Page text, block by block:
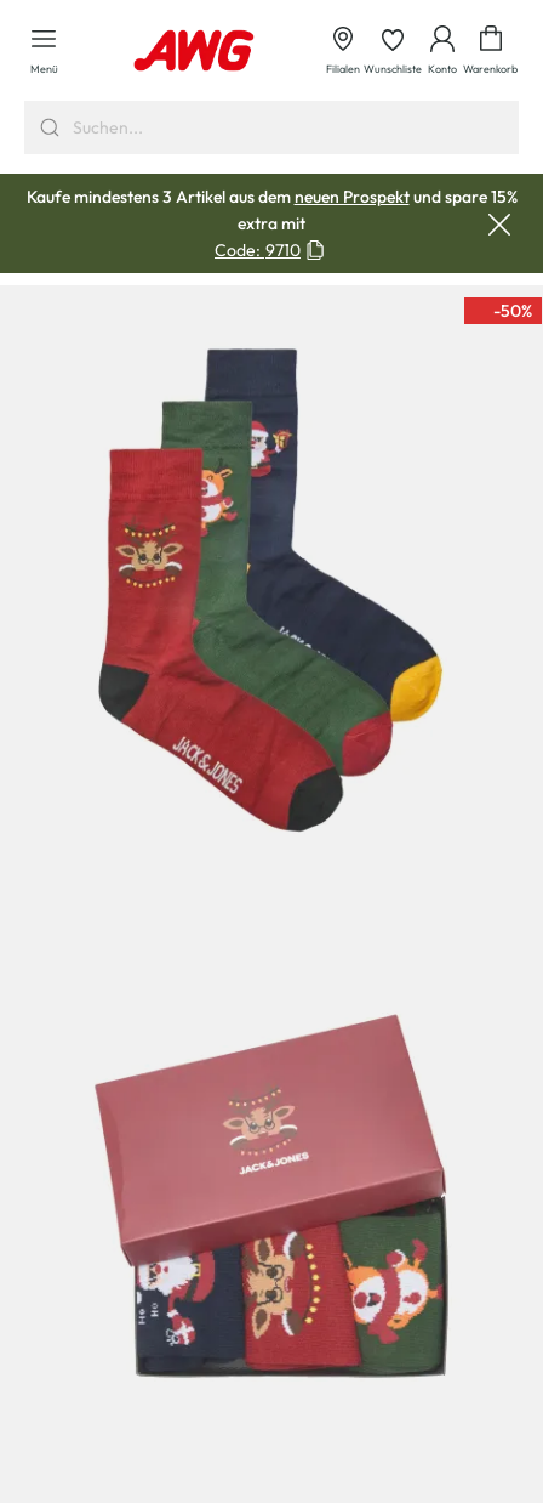
springen
Menü Filialen Wunschliste Konto Warenkorb
Kaufe mindestens 3 Artikel aus demneuen Prospektund spare 15%
extra mit
Code: 9710
-50%